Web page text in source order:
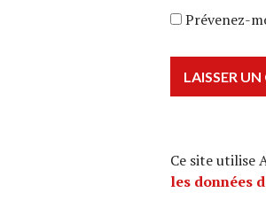
Prévenez-
Ce site utilise
les données